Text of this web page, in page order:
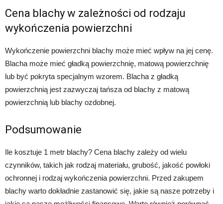
Cena blachy w zależności od rodzaju
wykończenia powierzchni
Wykończenie powierzchni blachy może mieć wpływ na jej cenę.
Blacha może mieć gładką powierzchnię, matową powierzchnię
lub być pokryta specjalnym wzorem. Blacha z gładką
powierzchnią jest zazwyczaj tańsza od blachy z matową
powierzchnią lub blachy ozdobnej.
Podsumowanie
Ile kosztuje 1 metr blachy? Cena blachy zależy od wielu
czynników, takich jak rodzaj materiału, grubość, jakość powłoki
ochronnej i rodzaj wykończenia powierzchni. Przed zakupem
blachy warto dokładnie zastanowić się, jakie są nasze potrzeby i